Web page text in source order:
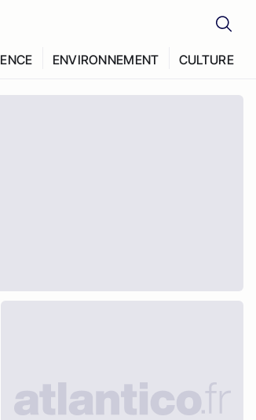
ENVIRONNEMENT CULTURE